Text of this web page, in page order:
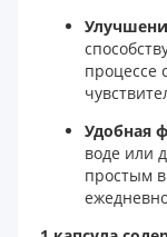
процессе
Удобная
воде или
простым